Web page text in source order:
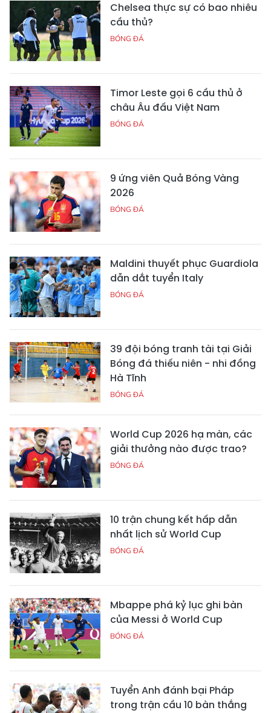
Chelsea thực sự có bao nhiêu
cầu thủ?
BÓNG ĐÁ
Timor Leste gọi 6 cầu thủ ở
châu Âu đấu Việt Nam
BÓNG ĐÁ
9 ứng viên Quả Bóng Vàng
2026
BÓNG ĐÁ
Maldini thuyết phục Guardiola
dẫn dắt tuyển Italy
BÓNG ĐÁ
39 đội bóng tranh tài tại Giải
Bóng đá thiếu niên - nhi đồng
Hà Tĩnh
BÓNG ĐÁ
World Cup 2026 hạ màn, các
giải thưởng nào được trao?
BÓNG ĐÁ
10 trận chung kết hấp dẫn
nhất lịch sử World Cup
BÓNG ĐÁ
Mbappe phá kỷ lục ghi bàn
của Messi ở World Cup
BÓNG ĐÁ
Tuyển Anh đánh bại Pháp
trong trận cầu 10 bàn thắng